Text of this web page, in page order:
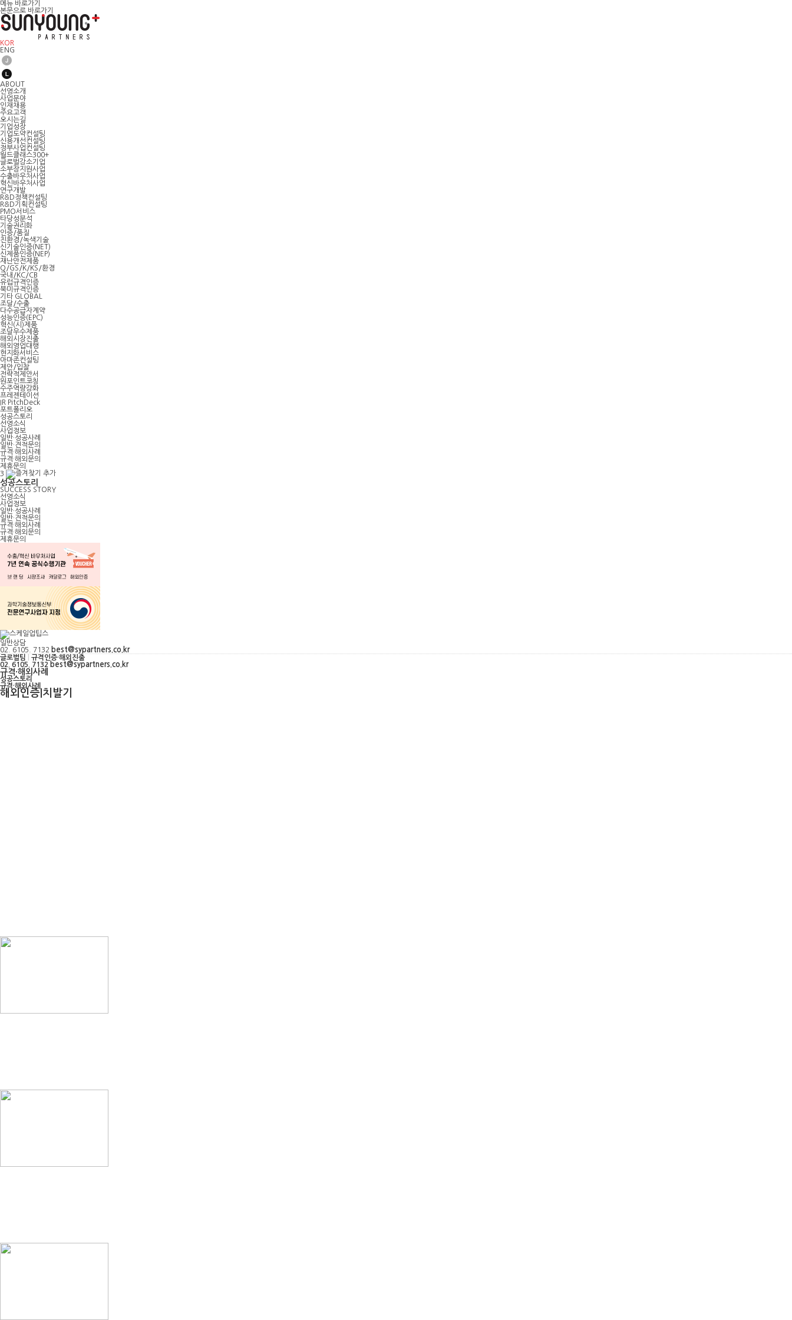
메뉴 바로가기
본문으로 바로가기
KOR
ENG
ABOUT
선영소개
사업분야
인재채용
주요고객
오시는길
기업성장
기업도약컨설팅
신용개선컨설팅
정부사업컨설팅
월드클래스300+
글로벌강소기업
소부장지원사업
수출바우처사업
혁신바우처사업
연구개발
R&D정책컨설팅
R&D기획컨설팅
PMO서비스
타당성분석
기술권리화
인증/품질
친환경/녹색기술
신기술인증(NET)
신제품인증(NEP)
재난안전제품
Q/GS/K/KS/환경
국내/KC/CB
유럽규격인증
북미규격인증
기타 GLOBAL
조달/수출
다수공급자계약
성능인증(EPC)
혁신(시)제품
조달우수제품
해외시장진출
해외영업대행
현지화서비스
아마존컨설팅
제안/입찰
전략적제안서
원포인트코칭
수주역량강화
프레젠테이션
IR PitchDeck
포트폴리오
성공스토리
선영소식
사업정보
일반·성공사례
일반·견적문의
규격·해외사례
규격·해외문의
제휴문의
3
성공스토리
SUCCESS STORY
선영소식
사업정보
일반·성공사례
일반·견적문의
규격·해외사례
규격·해외문의
제휴문의
일반상담
02. 6105. 7132 best@sypartners.co.kr
글로벌팀
규격인증·해외진출
02. 6105. 7132 best@sypartners.co.kr
규격·해외사례
성공스토리
규격·해외사례
해외인증|치발기